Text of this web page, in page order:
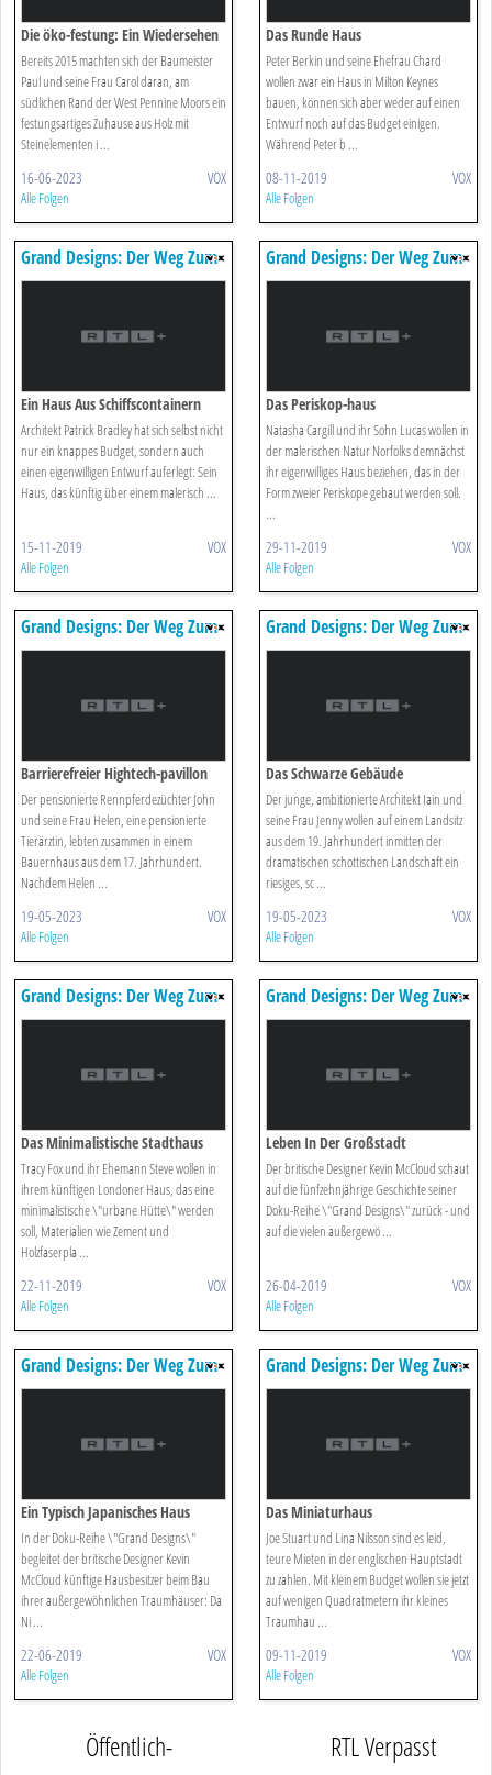
Die öko-festung: Ein Wiedersehen
Bereits 2015 machten sich der Baumeister
Paul und seine Frau Carol daran, am
südlichen Rand der West Pennine Moors ein
festungsartiges Zuhause aus Holz mit
Steinelementen i ...
16-06-2023 VOX
Alle Folgen
Das Runde Haus
Peter Berkin und seine Ehefrau Chard
wollen zwar ein Haus in Milton Keynes
bauen, können sich aber weder auf einen
Entwurf noch auf das Budget einigen.
Während Peter b ...
08-11-2019 VOX
Alle Folgen
Grand Designs: Der Weg Zum
Traumhaus
Ein Haus Aus Schiffscontainern
Architekt Patrick Bradley hat sich selbst nicht
nur ein knappes Budget, sondern auch
einen eigenwilligen Entwurf auferlegt: Sein
Haus, das künftig über einem malerisch ...
15-11-2019 VOX
Alle Folgen
Grand Designs: Der Weg Zum
Traumhaus
Das Periskop-haus
Natasha Cargill und ihr Sohn Lucas wollen in
der malerischen Natur Norfolks demnächst
ihr eigenwilliges Haus beziehen, das in der
Form zweier Periskope gebaut werden soll.
...
29-11-2019 VOX
Alle Folgen
Grand Designs: Der Weg Zum
Traumhaus
Barrierefreier Hightech-pavillon
Der pensionierte Rennpferdezüchter John
und seine Frau Helen, eine pensionierte
Tierärztin, lebten zusammen in einem
Bauernhaus aus dem 17. Jahrhundert.
Nachdem Helen ...
19-05-2023 VOX
Alle Folgen
Grand Designs: Der Weg Zum
Traumhaus
Das Schwarze Gebäude
Der junge, ambitionierte Architekt Iain und
seine Frau Jenny wollen auf einem Landsitz
aus dem 19. Jahrhundert inmitten der
dramatischen schottischen Landschaft ein
riesiges, sc ...
19-05-2023 VOX
Alle Folgen
Grand Designs: Der Weg Zum
Traumhaus
Das Minimalistische Stadthaus
Tracy Fox und ihr Ehemann Steve wollen in
ihrem künftigen Londoner Haus, das eine
minimalistische \"urbane Hütte\" werden
soll, Materialien wie Zement und
Holzfaserpla ...
22-11-2019 VOX
Alle Folgen
Grand Designs: Der Weg Zum
Traumhaus
Leben In Der Großstadt
Der britische Designer Kevin McCloud schaut
auf die fünfzehnjährige Geschichte seiner
Doku-Reihe \"Grand Designs\" zurück - und
auf die vielen außergewö ...
26-04-2019 VOX
Alle Folgen
Grand Designs: Der Weg Zum
Traumhaus
Ein Typisch Japanisches Haus
In der Doku-Reihe \"Grand Designs\"
begleitet der britische Designer Kevin
McCloud künftige Hausbesitzer beim Bau
ihrer außergewöhnlichen Traumhäuser: Da
Ni ...
22-06-2019 VOX
Alle Folgen
Grand Designs: Der Weg Zum
Traumhaus
Das Miniaturhaus
Joe Stuart und Lina Nilsson sind es leid,
teure Mieten in der englischen Hauptstadt
zu zahlen. Mit kleinem Budget wollen sie jetzt
auf wenigen Quadratmetern ihr kleines
Traumhau ...
09-11-2019 VOX
Alle Folgen
Öffentlich-
RTL Verpasst